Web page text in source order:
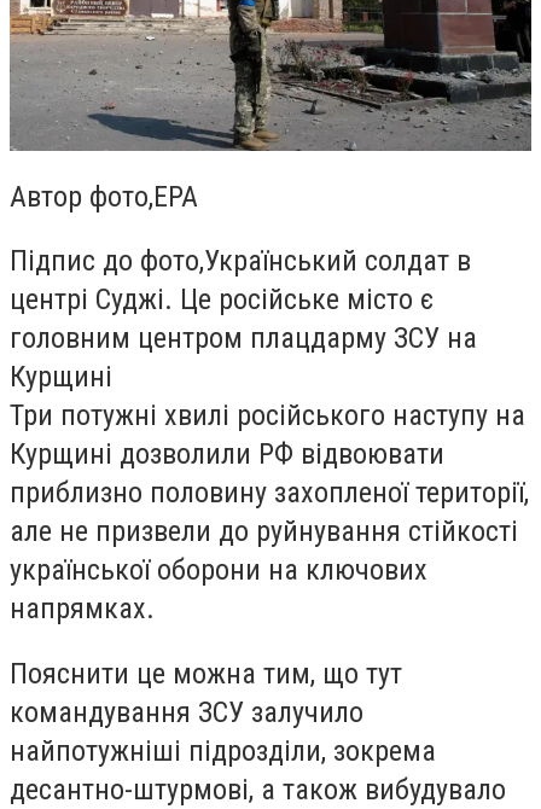
Автор фото,EPA
Підпис до фото,Український солдат в
центрі Суджі. Це російське місто є
головним центром плацдарму ЗСУ на
Курщині
Три потужні хвилі російського наступу на
Курщині дозволили РФ відвоювати
приблизно половину захопленої території,
але не призвели до руйнування стійкості
української оборони на ключових
напрямках.
Пояснити це можна тим, що тут
командування ЗСУ залучило
найпотужніші підрозділи, зокрема
десантно-штурмові, а також вибудувало